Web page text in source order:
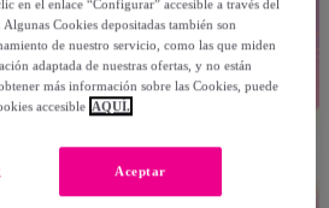
en el enlace “Configurar” accesible a través del
Cookies depositadas también son
de nuestro servicio, como las que miden
adaptada de nuestras ofertas, y no están
más información sobre las Cookies, puede
accesible AQUÍ.
Aceptar